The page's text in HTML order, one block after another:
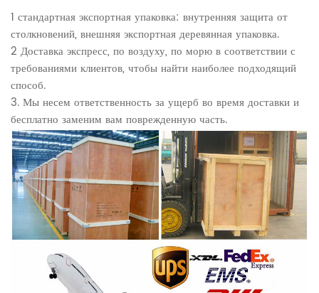
1 стандартная экспортная упаковка: внутренняя защита от
столкновений, внешняя экспортная деревянная упаковка.
2 Доставка экспресс, по воздуху, по морю в соответствии с
требованиями клиентов, чтобы найти наиболее подходящий
способ.
3. Мы несем ответственность за ущерб во время доставки и
бесплатно заменим вам поврежденную часть.